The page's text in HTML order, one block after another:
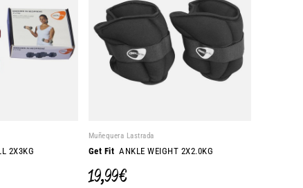
2X3KG
Muñequera Lastrada
Get Fit ANKLE WEIGHT 2X2.0KG
19,99 €